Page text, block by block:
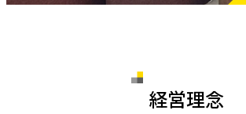
経営理念